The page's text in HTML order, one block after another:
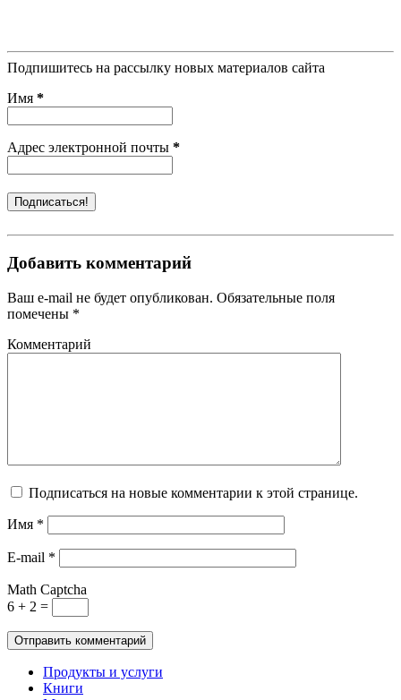
Подпишитесь на рассылку новых материалов сайта
Имя *
Адрес электронной почты *
Добавить комментарий
Ваш e-mail не будет опубликован. Обязательные поля
помечены *
Комментарий
Подписаться на новые комментарии к этой странице.
Имя *
E-mail *
Math Captcha
6 + 2 =
Продукты и услуги
Книги